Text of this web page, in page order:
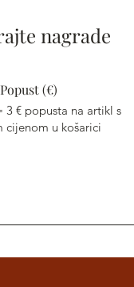
nagrade
Popust (€)
3 € popusta na artikl s
cijenom u košarici